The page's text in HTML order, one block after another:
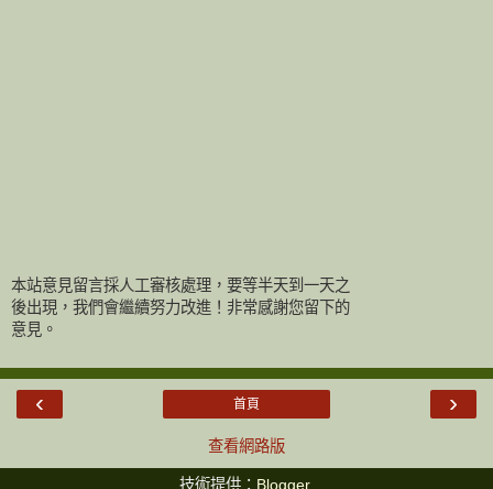
本站意見留言採人工審核處理，要等半天到一天之
後出現，我們會繼續努力改進！非常感謝您留下的
意見。
‹ ›
首頁
查看網路版
技術提供： Blogger.